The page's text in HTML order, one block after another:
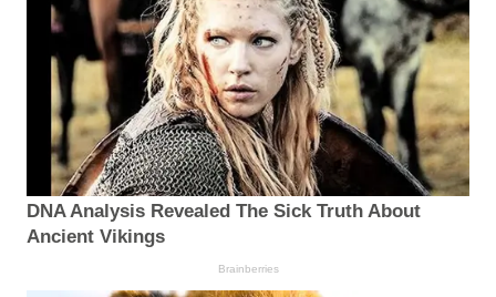
DNA Analysis Revealed The Sick Truth About
Ancient Vikings
Brainberries